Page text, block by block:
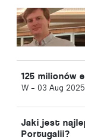
125 milionów
W - 03 Aug 2025
Jaki jest
Portugalii?